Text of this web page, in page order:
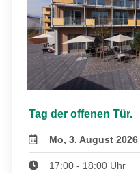
Tag der offenen Tür.
Mo, 3. August 2026
17:00 - 18:00 Uhr